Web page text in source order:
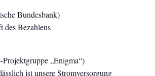
Bundesbank)
Bezahlens
„Enigma“)
ist unsere Stromversorgung